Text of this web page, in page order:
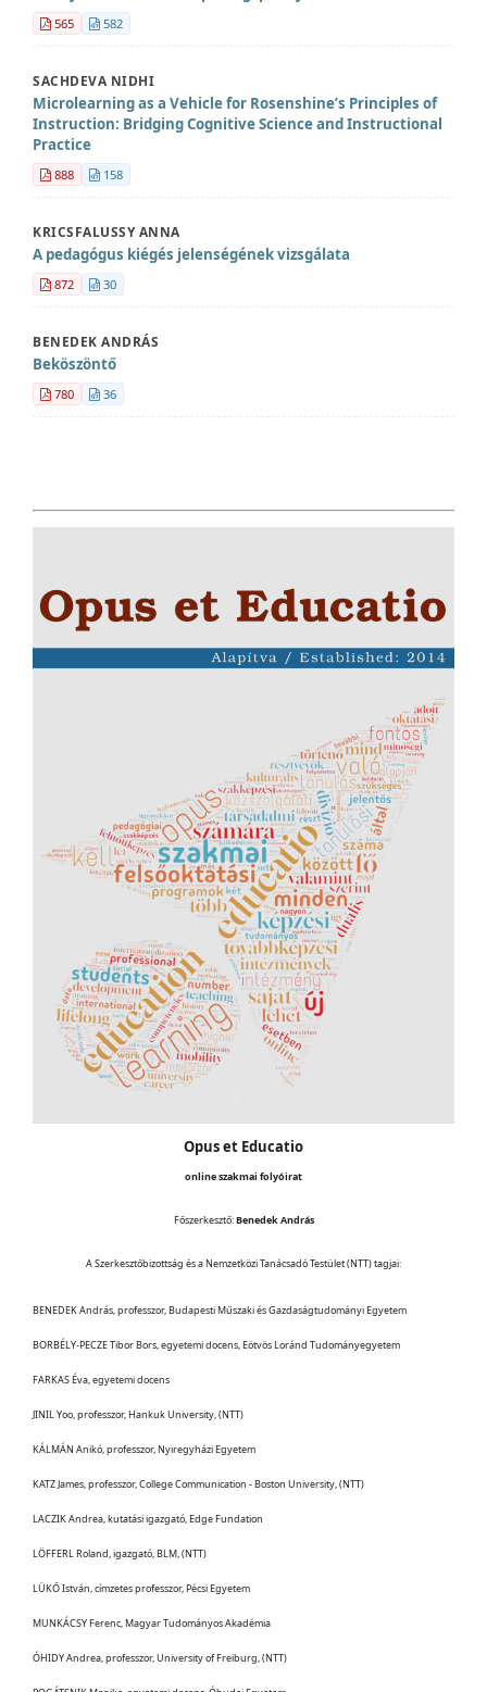
565 582
SACHDEVA NIDHI
Microlearning as a Vehicle for Rosenshine’s Principles of
Instruction: Bridging Cognitive Science and Instructional
Practice
888 158
KRICSFALUSSY ANNA
A pedagógus kiégés jelenségének vizsgálata
872 30
BENEDEK ANDRÁS
Beköszöntő
780 36
Opus et Educatio
online szakmai folyóirat
Főszerkesztő:Benedek András
A Szerkesztőbizottság és a Nemzetközi Tanácsadó Testület (NTT) tagjai:
BENEDEK András, professzor, Budapesti Műszaki és Gazdaságtudományi Egyetem
BORBÉLY-PECZE Tibor Bors, egyetemi docens, Eötvös Loránd Tudományegyetem
FARKAS Éva, egyetemi docens
JINIL Yoo, professzor, Hankuk University, (NTT)
KÁLMÁN Anikó, professzor, Nyiregyházi Egyetem
KATZ James, professzor, College Communication - Boston University, (NTT)
LACZIK Andrea, kutatási igazgató, Edge Fundation
LÖFFERL Roland, igazgató, BLM, (NTT)
LÜKŐ István, címzetes professzor, Pécsi Egyetem
MUNKÁCSY Ferenc, Magyar Tudományos Akadémia
ÓHIDY Andrea, professzor, University of Freiburg, (NTT)